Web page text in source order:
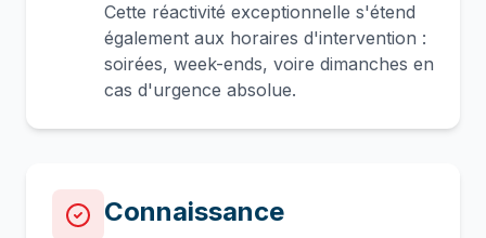
Cette réactivité exceptionnelle s'étend
également aux horaires d'intervention :
soirées, week-ends, voire dimanches en
cas d'urgence absolue.
Connaissance